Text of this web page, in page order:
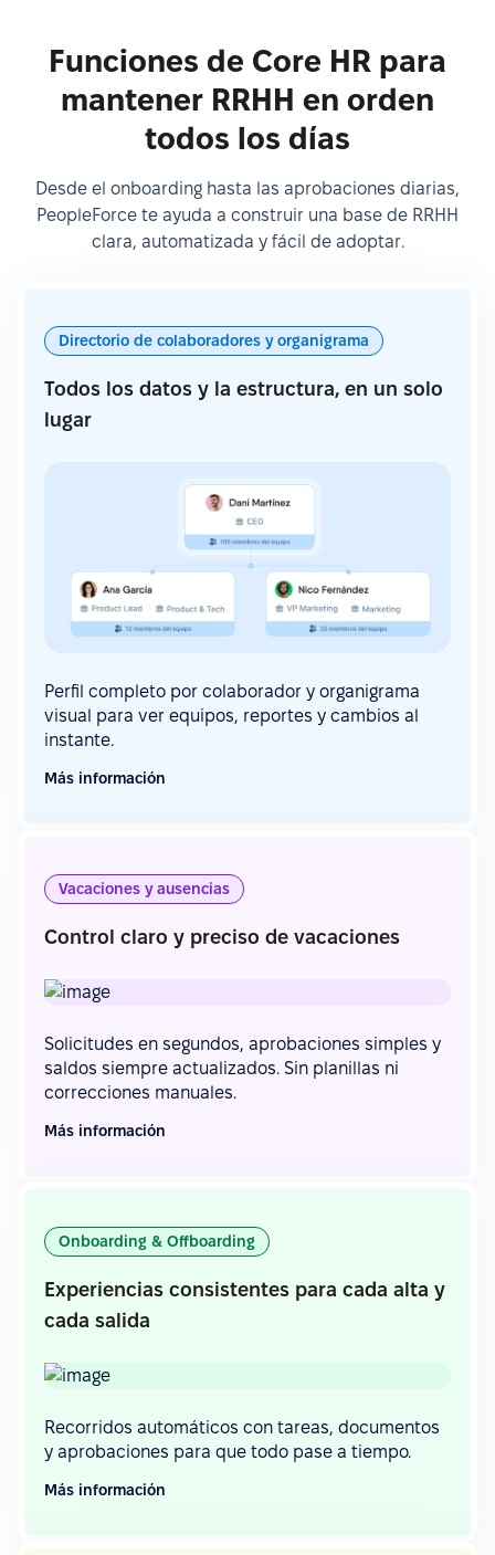
Funciones de Core HR para
mantener RRHH en orden
todos los días
Desde el onboarding hasta las aprobaciones diarias,
PeopleForce te ayuda a construir una base de RRHH
clara, automatizada y fácil de adoptar.
Directorio de colaboradores y organigrama
Todos los datos y la estructura, en un solo
lugar
Perfil completo por colaborador y organigrama
visual para ver equipos, reportes y cambios al
instante.
Más información
Vacaciones y ausencias
Control claro y preciso de vacaciones
Solicitudes en segundos, aprobaciones simples y
saldos siempre actualizados. Sin planillas ni
correcciones manuales.
Más información
Onboarding & Offboarding
Experiencias consistentes para cada alta y
cada salida
Recorridos automáticos con tareas, documentos
y aprobaciones para que todo pase a tiempo.
Más información